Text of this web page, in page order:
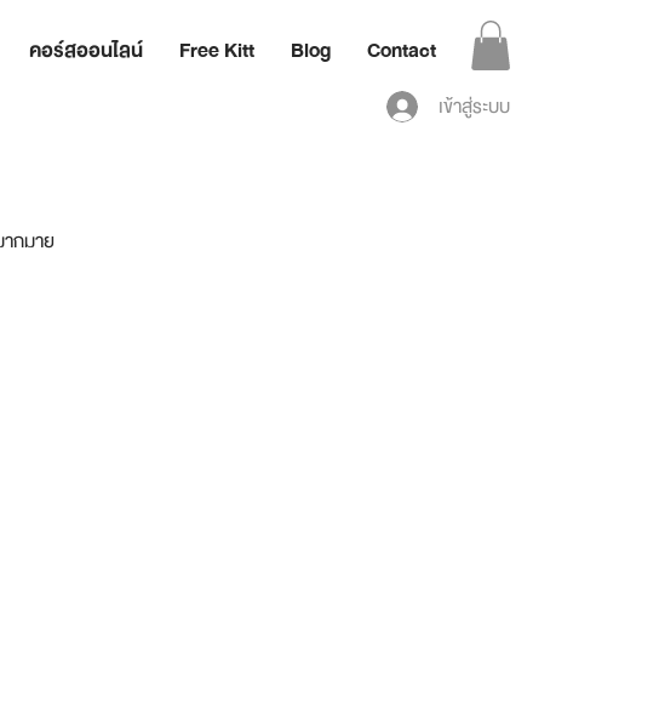
คอร์สออนไลน์ Free Kitt Blog Contact
เข้าสู่ระบบ
กมาย